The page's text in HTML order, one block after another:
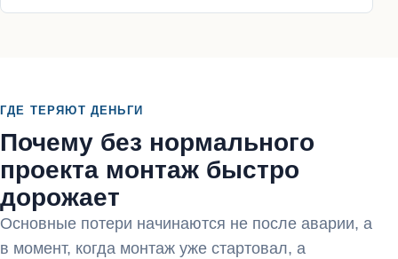
ГДЕ ТЕРЯЮТ ДЕНЬГИ
Почему без нормального
проекта монтаж быстро
дорожает
Основные потери начинаются не после аварии, а
в момент, когда монтаж уже стартовал, а